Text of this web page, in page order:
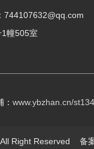
744107632@qq.com
幢505室
www.ybzhan.cn/
Right Reserved 备